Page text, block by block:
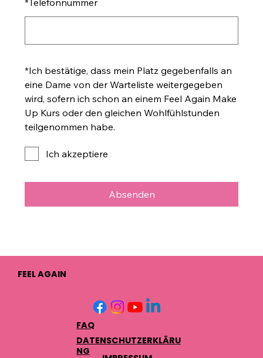
*Telefonnummer
*Ich bestätige, dass mein Platz gegebenfalls an
eine Dame von der Warteliste weitergegeben
wird, sofern ich schon an einem Feel Again Make
Up Kurs oder den gleichen Wohlfühlstunden
teilgenommen habe.
Ich akzeptiere
Absenden
FEEL AGAIN
FAQ
DATENSCHUTZERKLÄRU
NG